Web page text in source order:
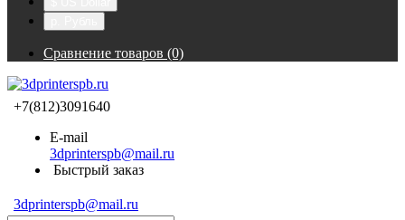
Сравнение товаров (0)
+7(812)3091640
E-mail
3dprinterspb@mail.ru
Быстрый заказ
3dprinterspb@mail.ru